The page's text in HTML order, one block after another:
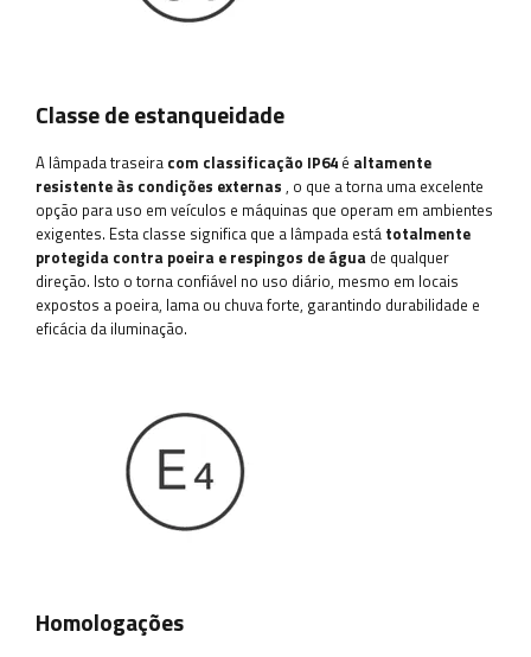
Classe de estanqueidade
A lâmpada traseira com classificação IP64 é altamente
resistente às condições externas , o que a torna uma excelente
opção para uso em veículos e máquinas que operam em ambientes
exigentes. Esta classe significa que a lâmpada está totalmente
protegida contra poeira e respingos de água de qualquer
direção. Isto o torna confiável no uso diário, mesmo em locais
expostos a poeira, lama ou chuva forte, garantindo durabilidade e
eficácia da iluminação.
Homologações